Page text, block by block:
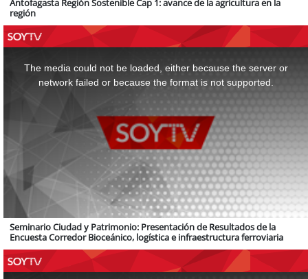
región
The media could not be loaded, either because the server or
network failed or because the format is not supported.
Seminario Ciudad y Patrimonio: Presentación de Resultados de la
Encuesta Corredor Bioceánico, logística e infraestructura ferroviaria